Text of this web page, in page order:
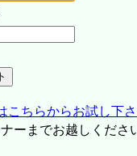
こちらからお試し下
ーまでお越しくださ